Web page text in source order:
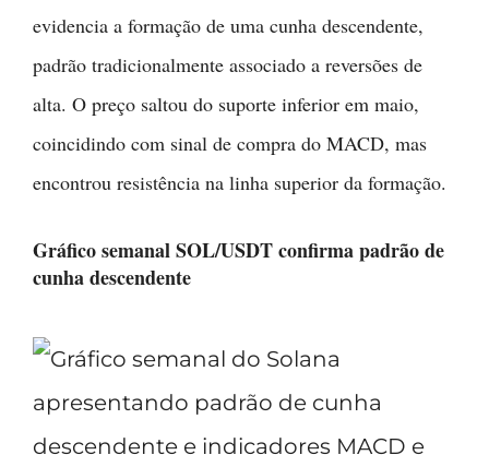
evidencia a formação de uma cunha descendente,
padrão tradicionalmente associado a reversões de
alta. O preço saltou do suporte inferior em maio,
coincidindo com sinal de compra do MACD, mas
encontrou resistência na linha superior da formação.
Gráfico semanal SOL/USDT confirma padrão de
cunha descendente